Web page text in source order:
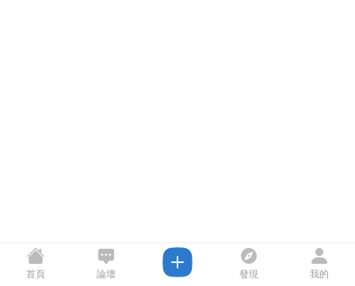
首頁 論壇 發現 我的